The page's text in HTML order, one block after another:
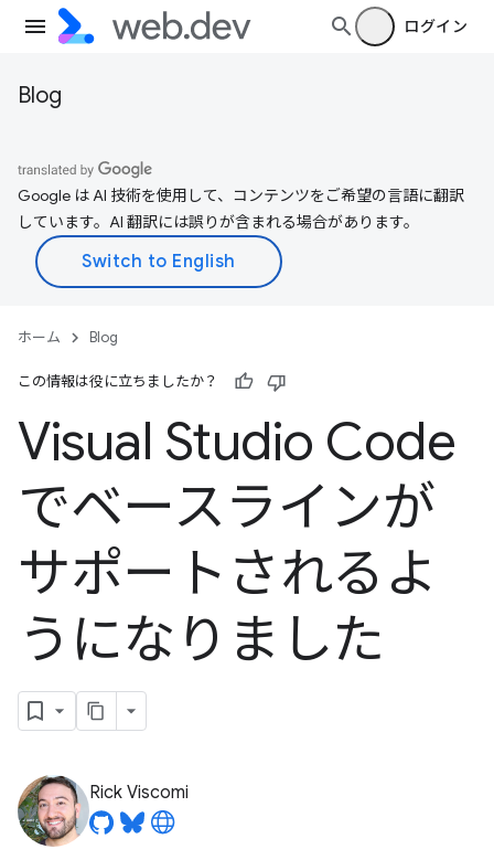
ログイン
Blog
Google は AI 技術を使用して、コンテンツをご希望の言語に翻訳
しています。AI 翻訳には誤りが含まれる場合があります。
ホーム Blog
この情報は役に立ちましたか？
Visual Studio Code
でベースラインが
サポートされるよ
うになりました
Rick Viscomi